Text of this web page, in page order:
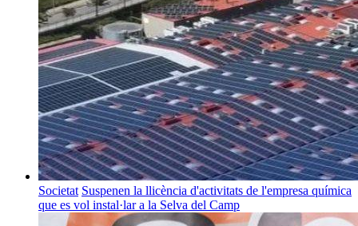
Societat Suspenen la llicència d'activitats de l'empresa química
que es vol instal·lar a la Selva del Camp